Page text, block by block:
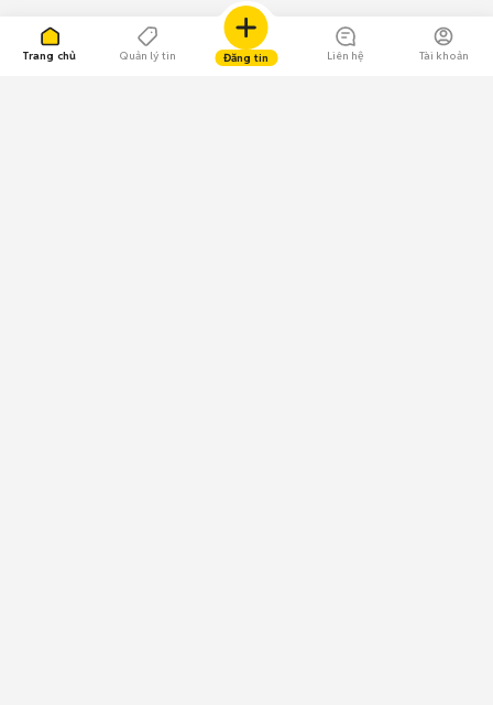
Trang chủ Quản lý tin Đăng tin Liên hệ Tài khoản